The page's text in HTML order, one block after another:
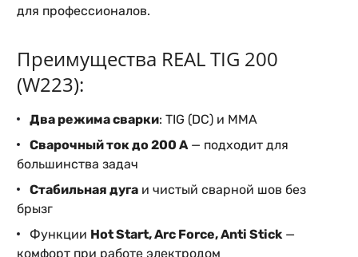
для профессионалов.
Преимущества REAL TIG 200
(W223):
Два режима сварки: TIG (DC) и MMA
Сварочный ток до 200 А— подходит для
большинства задач
Стабильная дуга и чистый сварной шов без
брызг
Функции Hot Start, Arc Force, Anti Stick—
комфорт при работе электродом